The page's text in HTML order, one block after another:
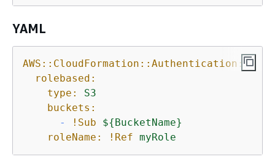
YAML
AWS::CloudFormation::Authentication:
rolebased:
type:
S3
buckets:
-
!Sub ${BucketName}
roleName:
!Ref myRole